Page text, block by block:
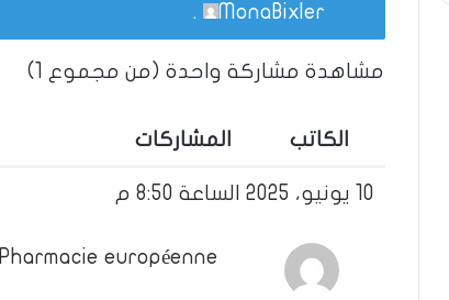
MonaBixler
.
مشاهدة مشاركة واحدة (من مجموع 1)
الكاتب المشاركات
10 يونيو، 2025 الساعة 8:50 م
Pharmacie européenne